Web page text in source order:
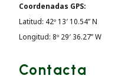
Coordenadas GPS:
Latitud: 42º 13′ 10.54” N
Longitud: 8º 29′ 36.27” W
Contacta